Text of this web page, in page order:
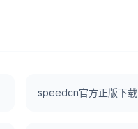
speedcn官方正版下载